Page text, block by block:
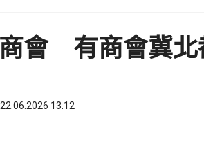
會 有商會冀北
13:12